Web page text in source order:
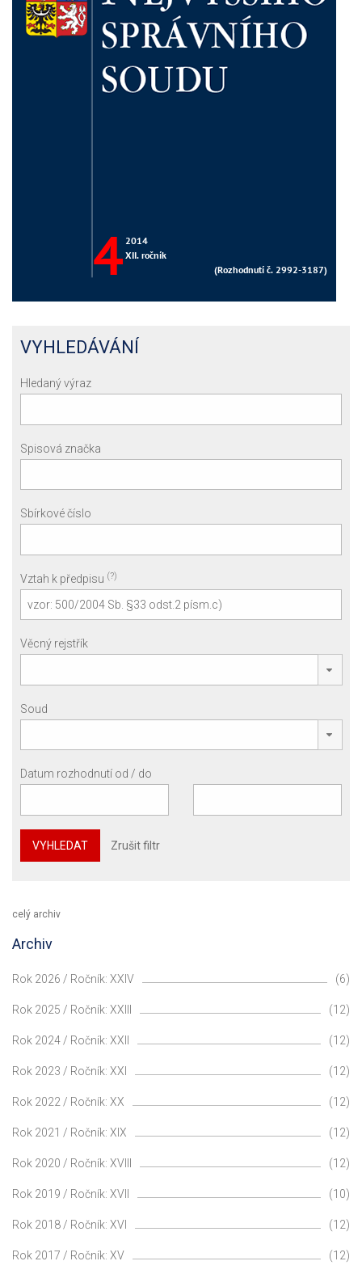
VYHLEDÁVÁNÍ
Hledaný výraz
Spisová značka
Sbírkové číslo
Vztah k předpisu (?)
Věcný rejstřík
Soud
Datum rozhodnutí od / do
VYHLEDAT Zrušit filtr
celý archiv
Archiv
Rok 2026 / Ročník: XXIV (6)
Rok 2025 / Ročník: XXIII (12)
Rok 2024 / Ročník: XXII (12)
Rok 2023 / Ročník: XXI (12)
Rok 2022 / Ročník: XX (12)
Rok 2021 / Ročník: XIX (12)
Rok 2020 / Ročník: XVIII (12)
Rok 2019 / Ročník: XVII (10)
Rok 2018 / Ročník: XVI (12)
Rok 2017 / Ročník: XV (12)